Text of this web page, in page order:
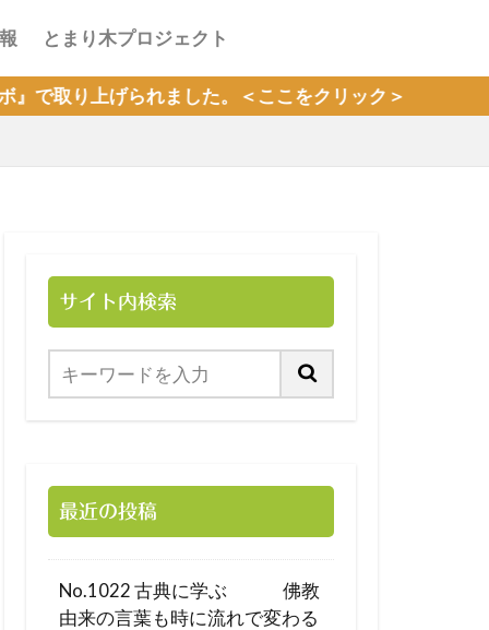
とまり木プロジェクト
れました。＜ここをクリック＞
サイト内検索
最近の投稿
No.1022 古典に学ぶ 佛教
由来の言葉も時に流れで変わる